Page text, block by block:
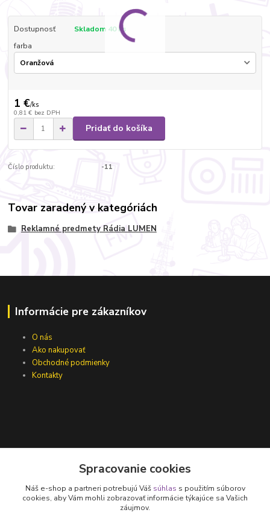
Dostupnosť
Skladom 40 ks
farba
1 €/ks
0,81 € bez DPH
Pridať do košíka
Číslo produktu: -11
Tovar zaradený v kategóriách
Reklamné predmety Rádia LUMEN
Informácie pre zákazníkov
O nás
Ako nakupovať
Obchodné podmienky
Kontakty
Zákaznícka podpora
Spracovanie cookies
Náš e-shop a partneri potrebujú Váš súhlas s použitím súborov
cookies, aby Vám mohli zobrazovať informácie týkajúce sa Vašich
záujmov.